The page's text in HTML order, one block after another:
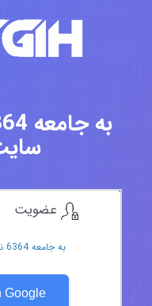
به جامعه 6364 نفری مهندسین سایت بپیوندید
Google